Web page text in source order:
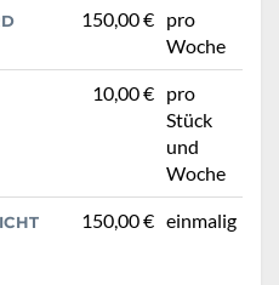
150,00 € pro
Woche
10,00 € pro
Stück
und
Woche
150,00 € einmalig